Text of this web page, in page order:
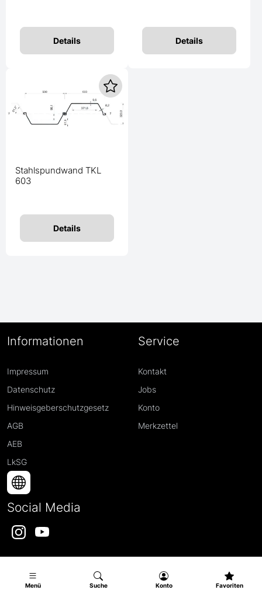
Menü Suche Konto Favoriten
Details Details
Stahlspundwand TKL
603
Details
Informationen
Impressum
Datenschutz
Hinweisgeberschutzgesetz
AGB
AEB
LkSG
Service
Kontakt
Jobs
Konto
Merkzettel
Social Media
InstagramYouTube